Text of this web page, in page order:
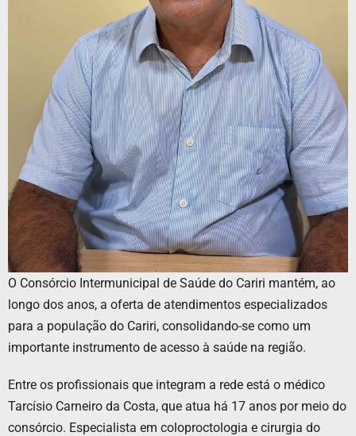
O Consórcio Intermunicipal de Saúde do Cariri mantém, ao
longo dos anos, a oferta de atendimentos especializados
para a população do Cariri, consolidando-se como um
importante instrumento de acesso à saúde na região.
Entre os profissionais que integram a rede está o médico
Tarcísio Carneiro da Costa, que atua há 17 anos por meio do
consórcio. Especialista em coloproctologia e cirurgia do